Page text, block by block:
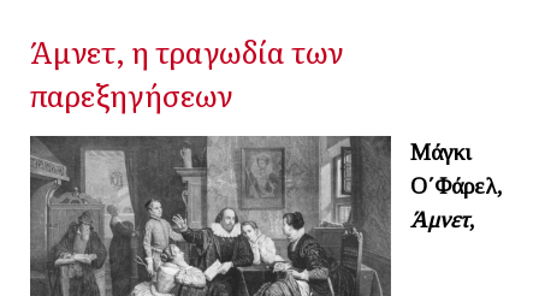
Άμνετ, η τραγωδία των
παρεξηγήσεων
Μάγκι
Ο΄Φάρελ,
Άμνετ,